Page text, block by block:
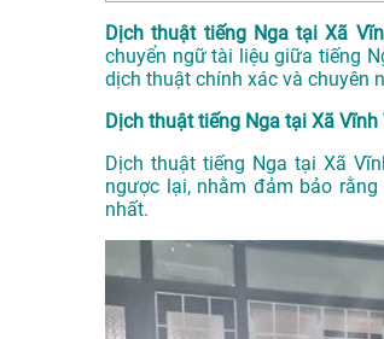
Dịch thuật tiếng Nga tại Xã
chuyển ngữ tài liệu giữa tiếng
dịch thuật chính xác và chuyên
Dịch thuật tiếng Nga tại Xã
Dịch thuật tiếng Nga tại Xã
ngược lại, nhằm đảm bảo
nhất.